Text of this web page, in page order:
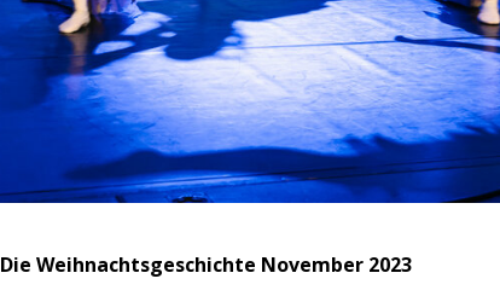
Die Weihnachtsgeschichte November 2023